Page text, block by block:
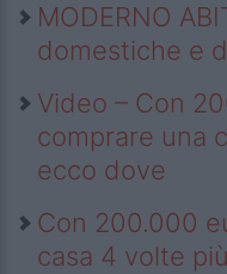
MODERNO
domestiche e
Video – Con
comprare una
ecco dove
Con 200.000
casa 4 volte